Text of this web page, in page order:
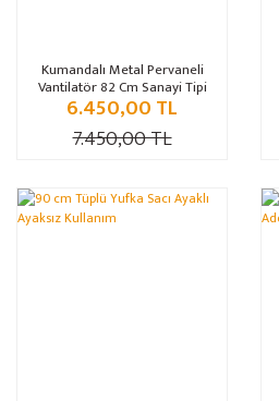
Kumandalı Metal Pervaneli
Vantilatör 82 Cm Sanayi Tipi
6.450,00 TL
7.450,00 TL